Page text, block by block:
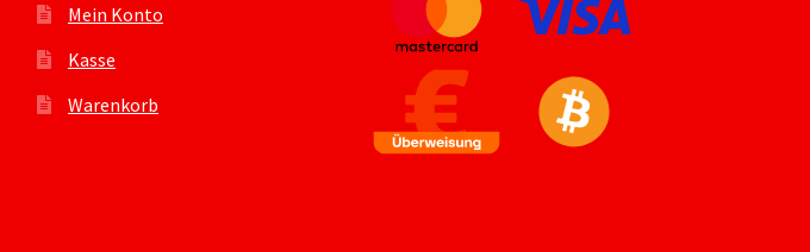
Mein Konto
Kasse
Warenkorb